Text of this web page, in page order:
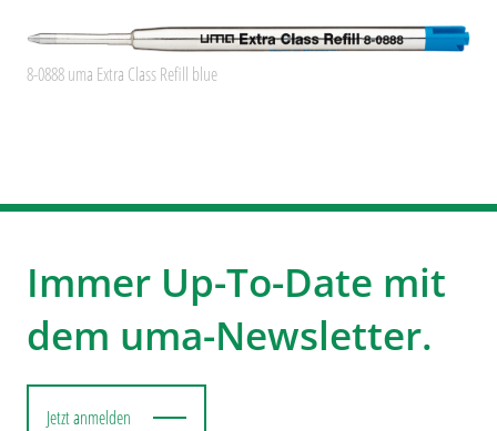
8-0888 uma Extra Class Refill blue
Immer Up-To-Date mit
dem uma-Newsletter.
Jetzt anmelden